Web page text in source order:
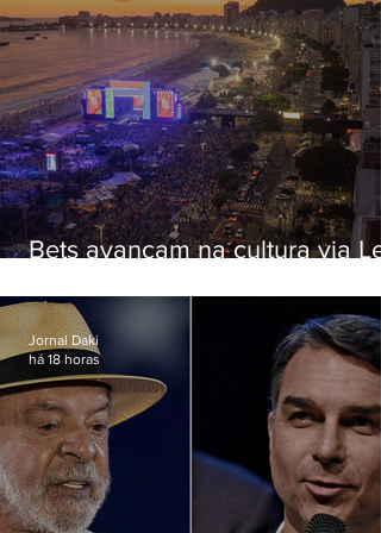
Bets avançam na cultura via Lei
artistas
Jornal Daki
há 18 horas